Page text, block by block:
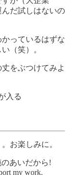
だ試しはないの
っているはずな
（笑）。
をぶつけてみよ
入る
お楽しみに。
のあいだから!
my work.